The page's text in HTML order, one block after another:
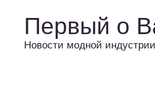
Первый о
Новости модной